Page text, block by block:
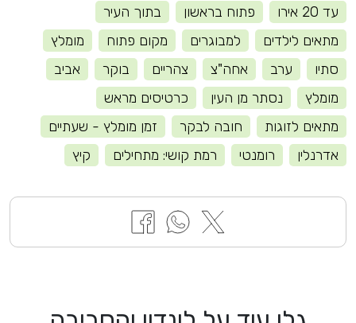
עד 20 אירו פתוח בראשון
בתוך העיר
מתאים לילדים
למבוגרים מקום פתוח
מומלץ
סתיו
ערב אחה"צ צהריים בוקר
אביב
מומלץ
נסתר מן העין
כרטיסים מראש
מתאים לזוגות
חובה לבקר
זמן מומלץ - שעתיים
אדרנלין
רומנטי רמת קושי: מתחילים קיץ